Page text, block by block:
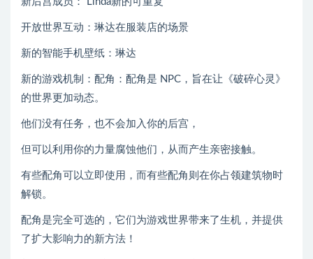
开放世界互动：琳达在服装店的场景
新的智能手机壁纸：琳达
新的游戏机制：配角：配角是 NPC，旨在让《破碎心灵》
的世界更加动态。
他们没有任务，也不会加入你的后宫，
但可以利用你的力量腐蚀他们，从而产生亲密接触。
有些配角可以立即使用，而有些配角则在你占领建筑物时
解锁。
配角是完全可选的，它们为游戏世界带来了生机，并提供
了扩大影响力的新方法！